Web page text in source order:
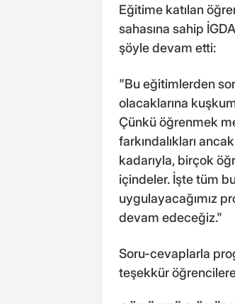
Eğitime katılan
sahasına sahip
şöyle devam etti:
"Bu eğitimlerden
olacaklarına
Çünkü öğrenmek
farkındalıkları
kadarıyla, birçok
içindeler. İşte tüm
uygulayacağımız
devam edeceğiz."
Soru-cevaplarla
teşekkür